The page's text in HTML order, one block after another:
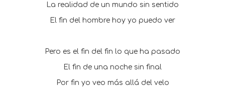
La realidad de un mundo sin sentido
El fin del hombre hoy yo puedo ver
Pero es el fin del fin lo que ha pasado
El fin de una noche sin final
Por fin yo veo más allá del velo